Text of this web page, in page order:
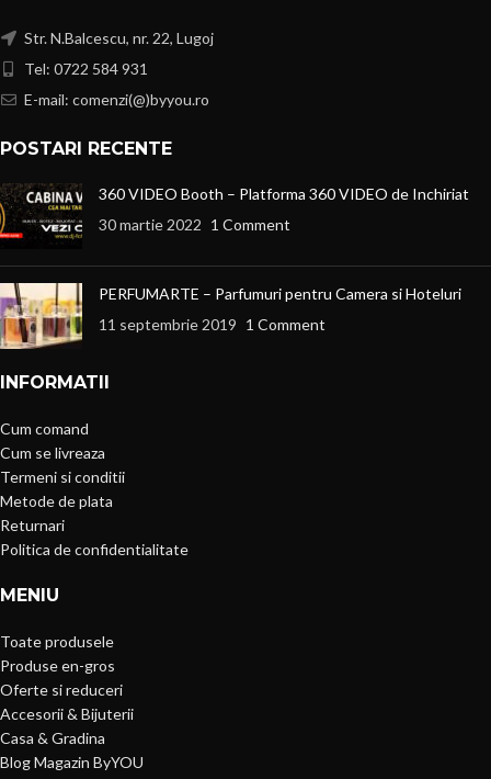
Str. N.Balcescu, nr. 22, Lugoj
Tel: 0722 584 931
E-mail: comenzi(@)byyou.ro
POSTARI RECENTE
360 VIDEO Booth – Platforma 360 VIDEO de Inchiriat
30 martie 2022 1 Comment
PERFUMARTE – Parfumuri pentru Camera si Hoteluri
11 septembrie 2019 1 Comment
INFORMATII
Cum comand
Cum se livreaza
Termeni si conditii
Metode de plata
Returnari
Politica de confidentialitate
MENIU
Toate produsele
Produse en-gros
Oferte si reduceri
Accesorii & Bijuterii
Casa & Gradina
Blog Magazin ByYOU